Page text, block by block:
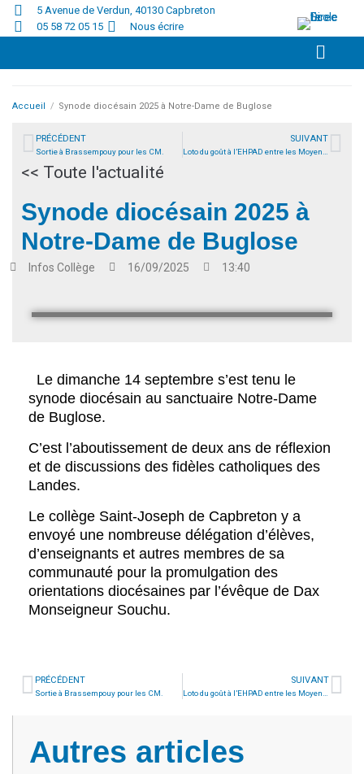
5 Avenue de Verdun, 40130 Capbreton
05 58 72 05 15
Nous écrire
Accueil / Synode diocésain 2025 à Notre-Dame de Buglose
PRÉCÉDENT
Sortie à Brassempouy pour les CM.
SUIVANT
<< Toute l'actualité
Synode diocésain 2025 à
Notre-Dame de Buglose
Infos Collège 16/09/2025 13:40
Le dimanche 14 septembre s’est tenu le
synode diocésain au sanctuaire Notre-Dame
de Buglose.
C’est l’aboutissement de deux ans de réflexion
et de discussions des fidèles catholiques des
Landes.
Le collège Saint-Joseph de Capbreton y a
envoyé une nombreuse délégation d’élèves,
d’enseignants et autres membres de sa
communauté pour la promulgation des
orientations diocésaines par l’évêque de Dax
Monseigneur Souchu.
PRÉCÉDENT
Sortie à Brassempouy pour les CM.
SUIVANT
Autres articles